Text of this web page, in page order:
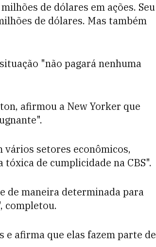
de dólares em ações. Seu
de dólares. Mas também
"não pagará nenhuma
afirmou a New Yorker que
vários setores econômicos,
de cumplicidade na CBS".
de maneira determinada para
completou.
e afirma que elas fazem parte de